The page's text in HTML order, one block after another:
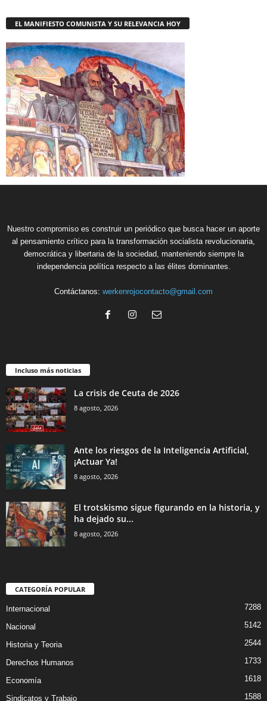
EL MANIFIESTO COMUNISTA Y SU RELEVANCIA HOY
Nuestro compromiso es construir un periódico que busca hacer un aporte
al pensamiento crítico para la transformación socialista revolucionaria,
democrática y libertaria de la sociedad, manteniendo siempre la
independencia política respecto a las élites dominantes.
Contáctanos: werkenrojocontacto@gmail.com
Incluso más noticias
La crisis de Ceuta de 2026
8 agosto, 2026
Ante los riesgos de la Inteligencia Artificial,
¡Actuar Ya!
8 agosto, 2026
El trotskismo sigue figurando en la historia, y
ha dejado su...
8 agosto, 2026
CATEGORÍA POPULAR
Internacional 7288
Nacional 5142
Historia y Teoria 2544
Derechos Humanos 1733
Economía 1618
Sindicatos y Trabajo 1588